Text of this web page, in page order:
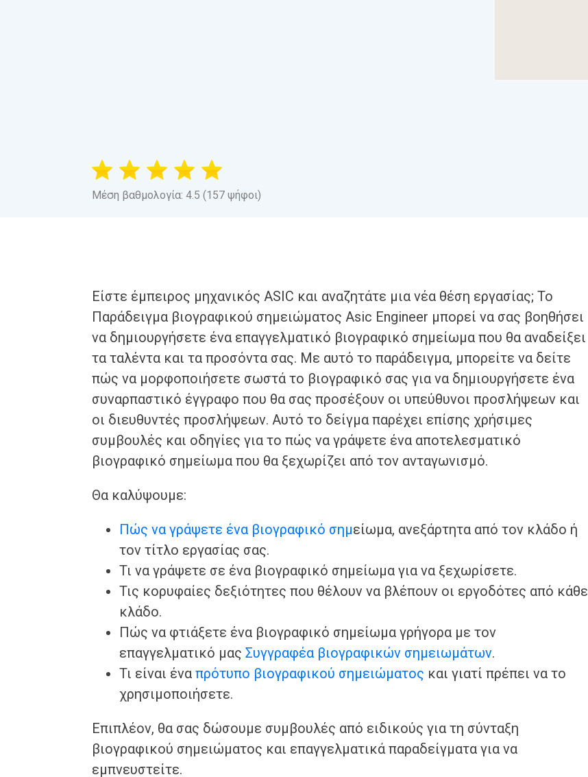
Μέση βαθμολογία: 4.5 (157 ψήφοι)
Είστε έμπειρος μηχανικός ASIC και αναζητάτε μια νέα θέση εργασίας; Το
Παράδειγμα βιογραφικού σημειώματος Asic Engineer μπορεί να σας βοηθήσει
να δημιουργήσετε ένα επαγγελματικό βιογραφικό σημείωμα που θα αναδείξει
τα ταλέντα και τα προσόντα σας. Με αυτό το παράδειγμα, μπορείτε να δείτε
πώς να μορφοποιήσετε σωστά το βιογραφικό σας για να δημιουργήσετε ένα
συναρπαστικό έγγραφο που θα σας προσέξουν οι υπεύθυνοι προσλήψεων και
οι διευθυντές προσλήψεων. Αυτό το δείγμα παρέχει επίσης χρήσιμες
συμβουλές και οδηγίες για το πώς να γράψετε ένα αποτελεσματικό
βιογραφικό σημείωμα που θα ξεχωρίζει από τον ανταγωνισμό.
Θα καλύψουμε:
Πώς να γράψετε ένα βιογραφικό σημείωμα, ανεξάρτητα από τον κλάδο ή
τον τίτλο εργασίας σας.
Τι να γράψετε σε ένα βιογραφικό σημείωμα για να ξεχωρίσετε.
Τις κορυφαίες δεξιότητες που θέλουν να βλέπουν οι εργοδότες από κάθε
κλάδο.
Πώς να φτιάξετε ένα βιογραφικό σημείωμα γρήγορα με τον
επαγγελματικό μαςΣυγγραφέα βιογραφικών σημειωμάτων.
Τι είναι έναπρότυπο βιογραφικού σημειώματος και γιατί πρέπει να το
χρησιμοποιήσετε.
Επιπλέον, θα σας δώσουμε συμβουλές από ειδικούς για τη σύνταξη
βιογραφικού σημειώματος και επαγγελματικά παραδείγματα για να
εμπνευστείτε.